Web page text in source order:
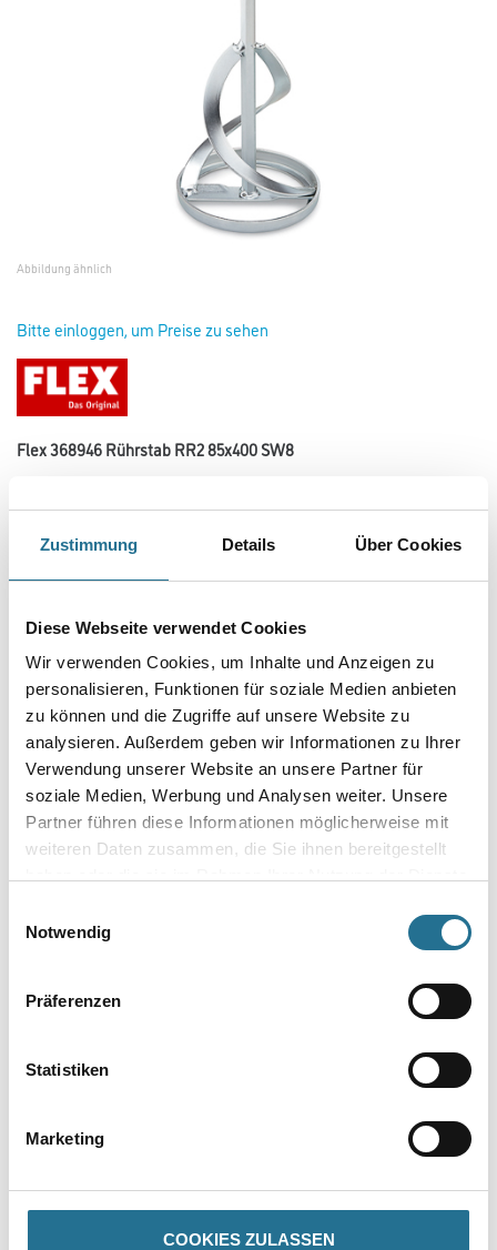
Zustimmung Details Über Cookies
Diese Webseite verwendet Cookies
Wir verwenden Cookies, um Inhalte und Anzeigen zu
personalisieren, Funktionen für soziale Medien anbieten
zu können und die Zugriffe auf unsere Website zu
analysieren. Außerdem geben wir Informationen zu Ihrer
Verwendung unserer Website an unsere Partner für
soziale Medien, Werbung und Analysen weiter. Unsere
Partner führen diese Informationen möglicherweise mit
weiteren Daten zusammen, die Sie ihnen bereitgestellt
Notwendig
Präferenzen
Statistiken
Marketing
COOKIES ZULASSEN
Abbildung ähnlich
Bitte einloggen, um Preise zu sehen
Flex 368946 Rührstab RR2 85x400 SW8
Zwei negativ angeordnete Ronden drücken das Mischgut nach unten, so
wird das Herausspritzen von flüssigem Material vermieden.
Ideal für flüssiges bis zähes Material wie Farben, Dispersionen, Lacke,
Länge in Millimeter
Durchmesser in millimeter
Umrechnungsfaktoren
PRODUKTEIGENSCHAFTEN
ZUSATZINFOS